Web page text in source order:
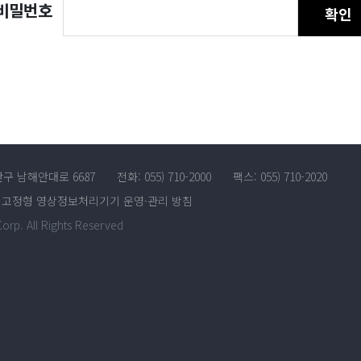
밀번호 확인
남해안대로 6687 전화: 055) 710-2000 팩스: 055) 710-2020
고정형 영상정보처리기기 운영·관리 방침
All Rights Reserved